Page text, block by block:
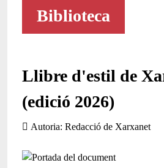
Biblioteca
Llibre d'estil de
(edició 2026)
Autoria Redacció de Xarxanet